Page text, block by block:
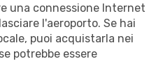
una connessione Internet
l'aeroporto. Se hai
puoi acquistarla nei
potrebbe essere